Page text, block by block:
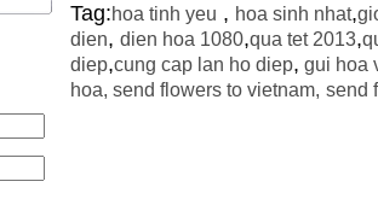
Tag:hoa tinh yeu , hoa sinh nhat,
dien, dien hoa 1080,qua tet 2013,
diep,cung cap lan ho diep, gui hoa
hoa, send flowers to vietnam, send